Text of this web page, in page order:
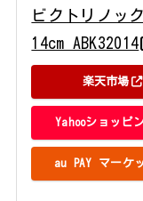
ビクトリノッ
14cm ABK32014
楽天市場
Yahooショッピ
au PAY マーケ